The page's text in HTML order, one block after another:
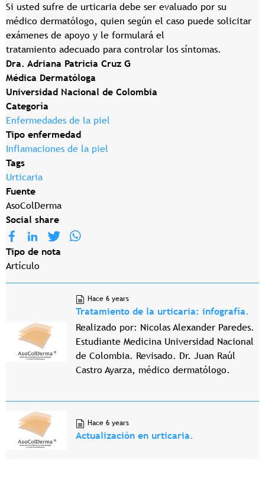
Si usted sufre de urticaria debe ser evaluado por su
médico dermatólogo, quien según el caso puede solicitar
exámenes de apoyo y le formulará el
tratamiento adecuado para controlar los síntomas.
Dra. Adriana Patricia Cruz G
Médica Dermatóloga
Universidad Nacional de Colombia
Categoría
Enfermedades de la piel
Tipo enfermedad
Inflamaciones de la piel
Tags
Urticaria
Fuente
AsoColDerma
Social share
Tipo de nota
Artículo
Hace 6 years
Tratamiento de la urticaria: infografía.
Realizado por: Nicolas Alexander Paredes.
Estudiante Medicina Universidad Nacional
de Colombia. Revisado. Dr. Juan Raúl
Castro Ayarza, médico dermatólogo.
Hace 6 years
Actualización en urticaria.